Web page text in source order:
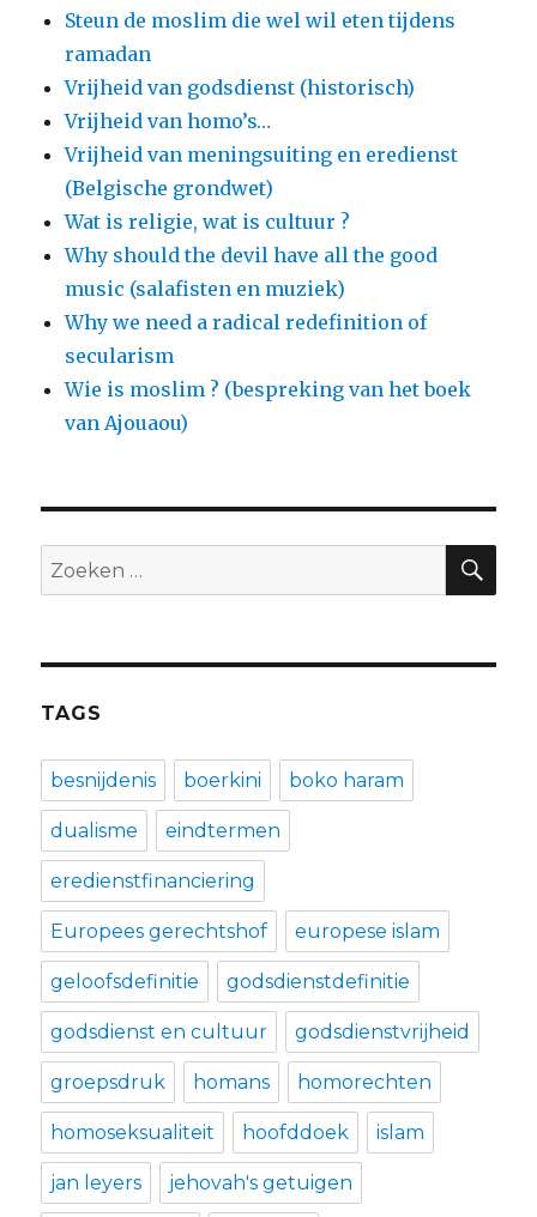
Steun de moslim die wel wil eten tijdens
ramadan
Vrijheid van godsdienst (historisch)
Vrijheid van homo’s…
Vrijheid van meningsuiting en eredienst
(Belgische grondwet)
Wat is religie, wat is cultuur ?
Why should the devil have all the good
music (salafisten en muziek)
Why we need a radical redefinition of
secularism
Wie is moslim ? (bespreking van het boek
van Ajouaou)
Zoeken
naar:
TAGS
besnijdenis boerkini boko haram
dualisme eindtermen
eredienstfinanciering
Europees gerechtshof europese islam
geloofsdefinitie godsdienstdefinitie
godsdienst en cultuur godsdienstvrijheid
groepsdruk homans homorechten
homoseksualiteit hoofddoek islam
jan leyers jehovah's getuigen